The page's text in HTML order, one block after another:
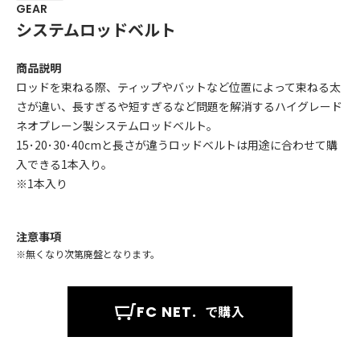
GEAR
システムロッドベルト
商品説明
ロッドを束ねる際、ティップやバットなど位置によって束ねる太
さが違い、長すぎるや短すぎるなど問題を解消するハイグレード
ネオプレーン製システムロッドベルト。
15･20･30･40cmと長さが違うロッドベルトは用途に合わせて購
入できる1本入り。
※1本入り
注意事項
※無くなり次第廃盤となります。
FC NET. で購入